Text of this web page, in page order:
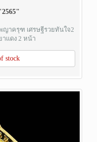
ญาครุฑ เศรษฐีรวยทันใจ2
าแดง 2 หน้า
stock